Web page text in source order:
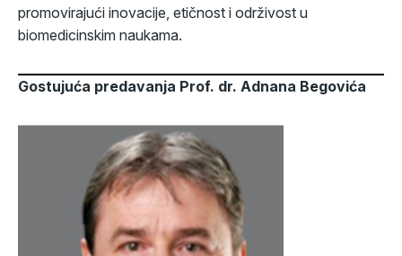
promovirajući inovacije, etičnost i održivost u
biomedicinskim naukama.
Gostujuća predavanja Prof. dr. Adnana Begovića